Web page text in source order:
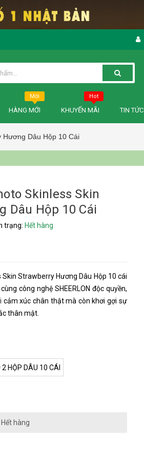
Mới
HÀNG MỚI
Hot
KHUYẾN MÃI TIN TỨC
Hương Dâu Hộp 10 Cái
next
Skinless Skin
Dâu Hộp 10 Cái
trạng: Hết hàng
Strawberry Hương Dâu Hộp 10 cái
công nghệ SHEERLON độc quyền,
cảm xúc chân thật mà còn khơi gợi sự
thân mật.
HỘP DÂU 10 CÁI
Hết hàng